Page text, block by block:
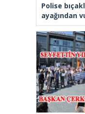
Polise
ayağından